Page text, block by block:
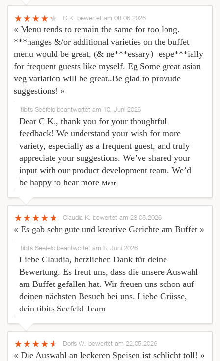
C K. bewertet am 08.06.2026
« Menu tends to remain the same for too long.
***hanges &/or additional varieties on the buffet
menu would be great, (& ne***essary）espe***ially
for frequent guests like myself. Eg Some great asian
veg variation will be great..Be glad to provude
suggestions! »
tibits Seefeld beantwortet am 10. Juni 2026
Dear C K., thank you for your thoughtful
feedback! We understand your wish for more
variety, especially as a frequent guest, and truly
appreciate your suggestions. We’ve shared your
input with our product development team. We’d
be happy to hear more Mehr
Claudia K. bewertet am 28.05.2026
« Es gab sehr gute und kreative Gerichte am Buffet »
tibits Seefeld beantwortet am 8. Juni 2026
Liebe Claudia, herzlichen Dank für deine
Bewertung. Es freut uns, dass die unsere Auswahl
am Buffet gefallen hat. Wir freuen uns schon auf
deinen nächsten Besuch bei uns. Liebe Grüsse,
dein tibits Seefeld Team
Doris W. bewertet am 22.05.2026
« Die Auswahl an leckeren Speisen ist schlicht toll! »